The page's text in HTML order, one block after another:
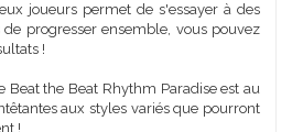
joueurs permet de s'essayer à des
progresser ensemble, vous pouvez
!
the Beat Rhythm Paradise est au
aux styles variés que pourront
!